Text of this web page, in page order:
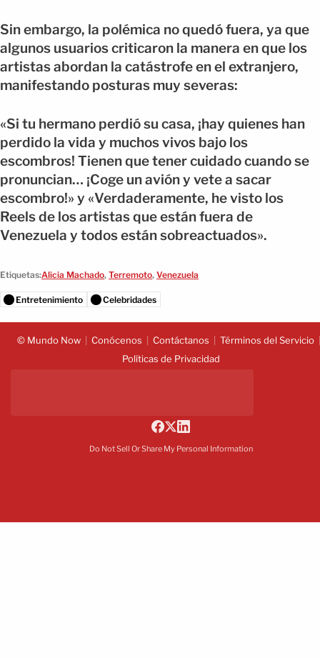
Sin embargo, la polémica no quedó fuera, ya que
algunos usuarios criticaron la manera en que los
artistas abordan la catástrofe en el extranjero,
manifestando posturas muy severas:
«Si tu hermano perdió su casa, ¡hay quienes han
perdido la vida y muchos vivos bajo los
escombros! Tienen que tener cuidado cuando se
pronuncian… ¡Coge un avión y vete a sacar
escombro!» y «Verdaderamente, he visto los
Reels de los artistas que están fuera de
Venezuela y todos están sobreactuados».
Etiquetas:Alicia Machado, Terremoto, Venezuela
Entretenimiento Celebridades
© Mundo Now Conócenos Contáctanos
Términos del Servicio
Políticas de Privacidad
Do Not Sell Or Share My Personal Information